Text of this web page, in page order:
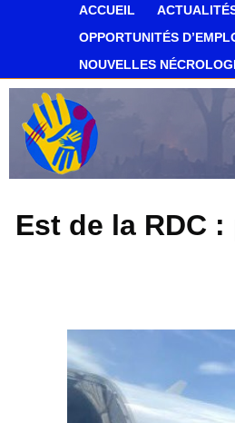
ACCUEIL
OPPORTUNITÉS
NOUVELLES
Est de la RDC